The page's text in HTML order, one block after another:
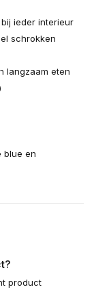
ieder interieur
schrokken
langzaam eten
blue en
product